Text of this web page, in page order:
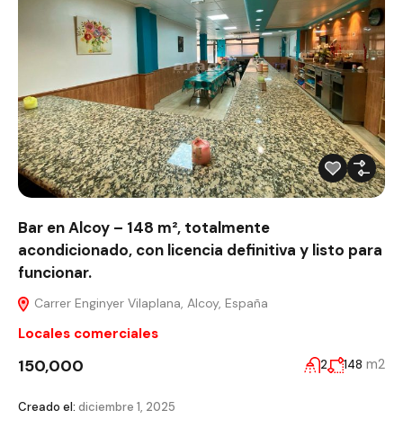
Bar en Alcoy – 148 m², totalmente
acondicionado, con licencia definitiva y listo para
funcionar.
Carrer Enginyer Vilaplana, Alcoy, España
Locales comerciales
150,000 2 148 m2
Creado el: diciembre 1, 2025